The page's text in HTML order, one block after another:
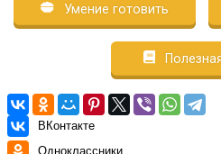
Умение готовить
ВКонтакте
Одноклассники